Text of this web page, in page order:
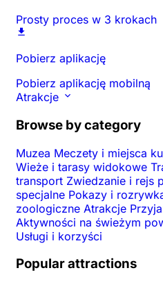
Prosty proces w 3 krokach
Pobierz aplikację
Pobierz aplikację mobilną
Atrakcje
Browse by category
Muzea Meczety i miejsca
Wieże i tarasy widokowe
transport Zwiedzanie i rejs
specjalne Pokazy i
zoologiczne Atrakcje
Aktywności na świeżym
Usługi i korzyści
Popular attractions